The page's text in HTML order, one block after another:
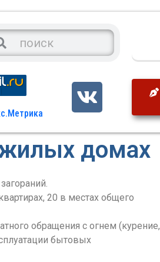
домах
20 в местах общего
обращения с огнем (курение,
бытовых